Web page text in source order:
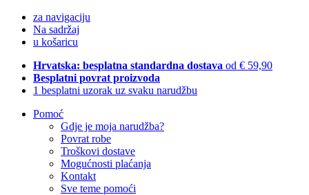
za navigaciju
Na sadržaj
u košaricu
Hrvatska: besplatna standardna dostava od € 59,90
Besplatni povrat proizvoda
1 besplatni uzorak uz svaku narudžbu
Pomoć
Gdje je moja narudžba?
Povrat robe
Troškovi dostave
Mogućnosti plaćanja
Kontakt
Sve teme pomoći